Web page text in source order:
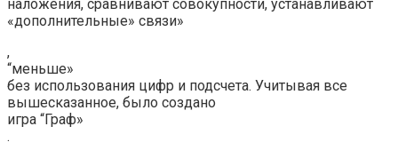
наложения, сравнивают совокупности, устанавливают
«дополнительные» связи»
,
“меньше»
без использования цифр и подсчета. Учитывая все
вышесказанное, было создано
игра “Граф»
.